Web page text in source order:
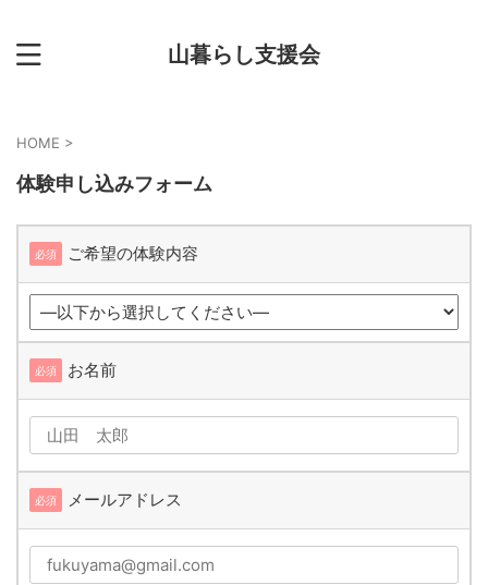
山暮らし支援会
HOME >
体験申し込みフォーム
必須 ご希望の体験内容
必須 お名前
必須 メールアドレス